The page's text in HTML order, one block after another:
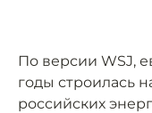
По версии WSJ,
годы строилась
российских